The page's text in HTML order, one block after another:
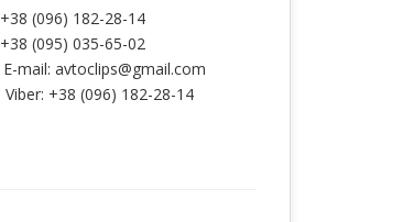
+38 (096) 182-28-14
+38 (095) 035-65-02
E-mail: avtoclips@gmail.com
Viber: +38 (096) 182-28-14